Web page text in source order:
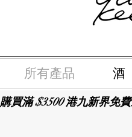
所有產品 酒
購買滿 $3500 港九新界免